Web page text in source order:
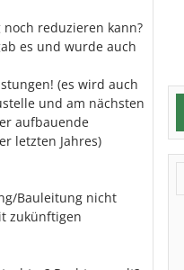
reduzieren kann?
es und wurde auch
(es wird auch
und am nächsten
aufbauende
letzten Jahres)
Bauleitung nicht
zukünftigen